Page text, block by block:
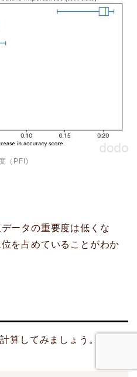
（PFI)
ータの重要度は低くな
を占めていることがわか
算してみましょう。